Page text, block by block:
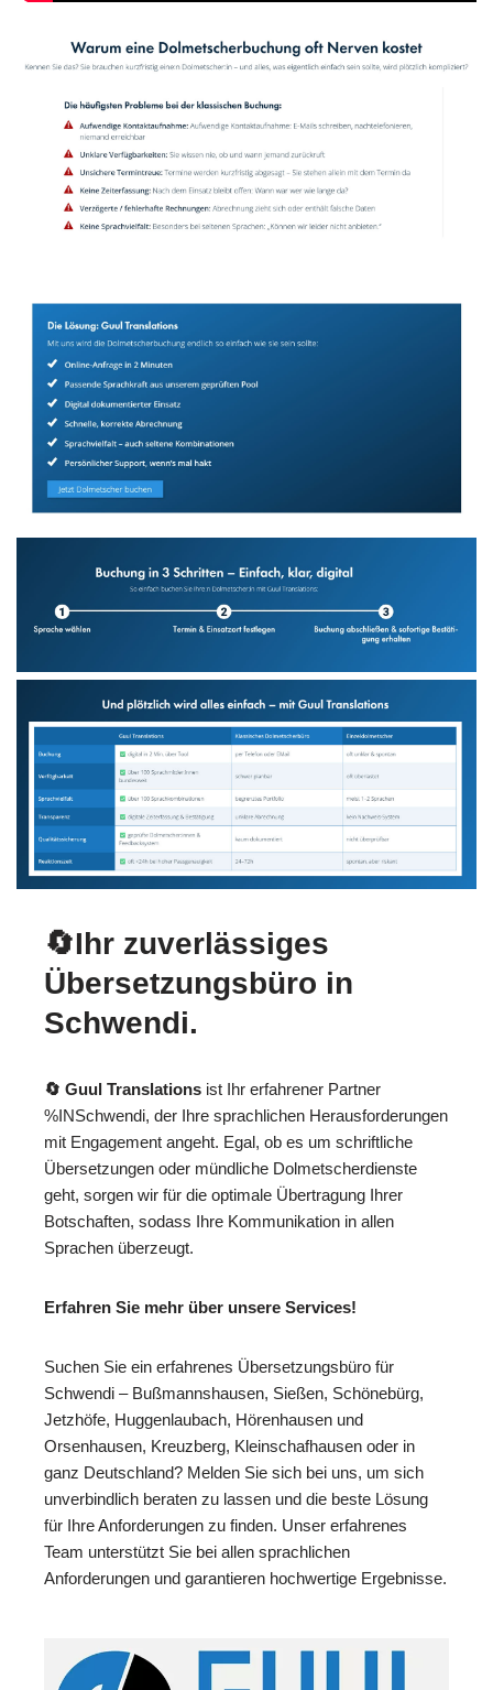
🔄Ihr zuverlässiges
Übersetzungsbüro in
Schwendi.
🔄 Guul Translations ist Ihr erfahrener Partner
%INSchwendi, der Ihre sprachlichen Herausforderungen
mit Engagement angeht. Egal, ob es um schriftliche
Übersetzungen oder mündliche Dolmetscherdienste
geht, sorgen wir für die optimale Übertragung Ihrer
Botschaften, sodass Ihre Kommunikation in allen
Sprachen überzeugt.
Erfahren Sie mehr über unsere Services!
Suchen Sie ein erfahrenes Übersetzungsbüro für
Schwendi – Bußmannshausen, Sießen, Schönebürg,
Jetzhöfe, Huggenlaubach, Hörenhausen und
Orsenhausen, Kreuzberg, Kleinschafhausen oder in
ganz Deutschland? Melden Sie sich bei uns, um sich
unverbindlich beraten zu lassen und die beste Lösung
für Ihre Anforderungen zu finden. Unser erfahrenes
Team unterstützt Sie bei allen sprachlichen
Anforderungen und garantieren hochwertige Ergebnisse.